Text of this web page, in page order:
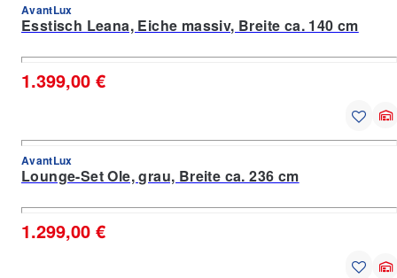
AvantLux
Esstisch Leana, Eiche massiv, Breite ca. 140 cm
1.399,00 €
AvantLux
Lounge-Set Ole, grau, Breite ca. 236 cm
1.299,00 €